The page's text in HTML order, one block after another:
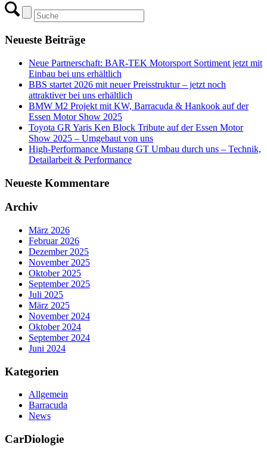
Neueste Beiträge
Neue Partnerschaft: BAR-TEK Motorsport Sortiment jetzt mit
Einbau bei uns erhältlich
BBS startet 2026 mit neuer Preisstruktur – jetzt noch
attraktiver bei uns erhältlich
BMW M2 Projekt mit KW, Barracuda & Hankook auf der
Essen Motor Show 2025
Toyota GR Yaris Ken Block Tribute auf der Essen Motor
Show 2025 – Umgebaut von uns
High-Performance Mustang GT Umbau durch uns – Technik,
Detailarbeit & Performance
Neueste Kommentare
Archiv
März 2026
Februar 2026
Dezember 2025
November 2025
Oktober 2025
September 2025
Juli 2025
März 2025
November 2024
Oktober 2024
September 2024
Juni 2024
Kategorien
Allgemein
Barracuda
News
CarDiologie